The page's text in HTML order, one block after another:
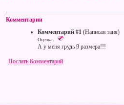
Комментарии
Комментарий #1 (Написан таня)
Оценка
А у меня грудь 9 размера!!!
Послать Комментарий